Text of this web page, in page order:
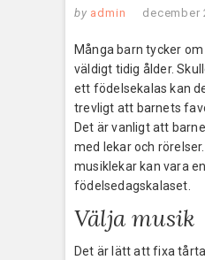
by admin december
Många barn tycker
väldigt tidig ålder.
ett födelsekalas kan
trevligt att barnets
Det är vanligt att
med lekar och
musiklekar kan vara
födelsedagskalaset.
Välja musik
Det är lätt att fixa